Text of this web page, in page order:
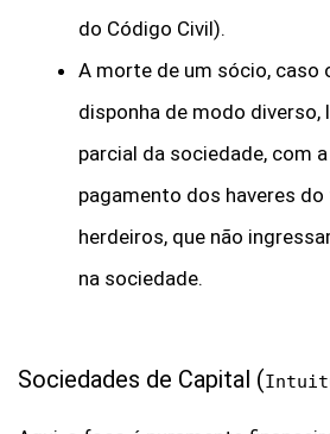
do Código Civil).
A morte de um sócio, caso
disponha de modo diverso,
parcial da sociedade, com
pagamento dos haveres
herdeiros, que não
na sociedade.
Sociedades de Capital (